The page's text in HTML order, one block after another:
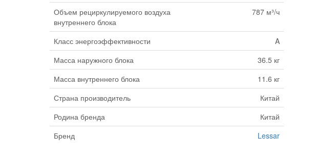
Объем рециркулируемого воздуха
внутреннего блока
787 м³/ч
Класс энергоэффективности
A
Масса наружного блока
36.5 кг
Масса внутреннего блока
11.6 кг
Страна производитель
Китай
Родина бренда
Китай
Бренд
Lessar